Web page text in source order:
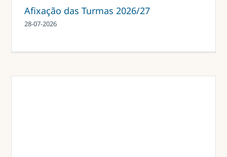
Afixação das Turmas 2026/27
28-07-2026